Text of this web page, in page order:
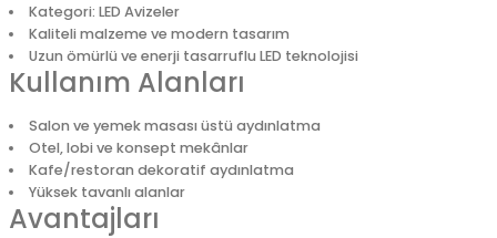
Kategori: LED Avizeler
Kaliteli malzeme ve modern tasarım
Uzun ömürlü ve enerji tasarruflu LED teknolojisi
Kullanım Alanları
Salon ve yemek masası üstü aydınlatma
Otel, lobi ve konsept mekânlar
Kafe/restoran dekoratif aydınlatma
Yüksek tavanlı alanlar
Avantajları